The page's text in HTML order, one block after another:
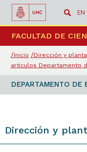
EN
FACULTAD DE
Inicio
Dirección y
articulos Departamento
DEPARTAMENTO DE
Dirección y